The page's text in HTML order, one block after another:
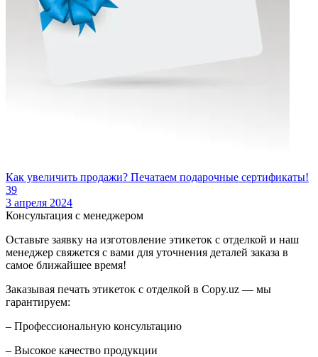
Как увеличить продажи? Печатаем подарочные сертификаты!
39
3 апреля 2024
Консультация с менеджером
Оставьте заявку на изготовление этикеток с отделкой и наш
менеджер свяжется с вами для уточнения деталей заказа в
самое ближайшее время!
Заказывая печать этикеток с отделкой в Copy.uz — мы
гарантируем:
– Профессиональную консультацию
– Высокое качество продукции